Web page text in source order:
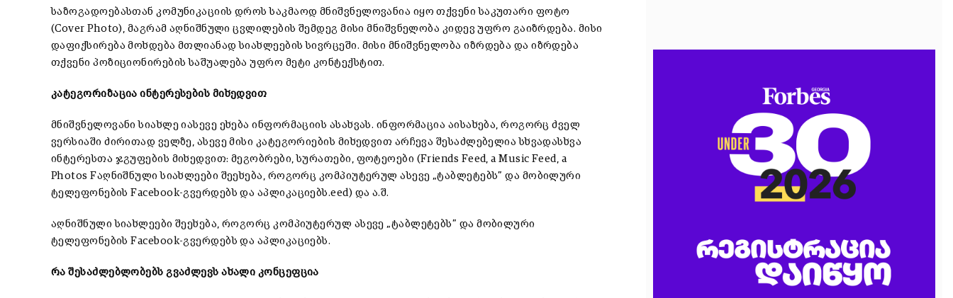
საზოგადოებასთან კომუნიკაციის დროს საკმაოდ მნიშვნელოვანია იყო თქვენი საკუთარი ფოტო
(Cover Photo), მაგრამ აღნიშნული ცვლილების შემდეგ მისი მნიშვნელობა კიდევ უფრო გაიზრდება. მისი
დაფიქსირება მოხდება მთლიანად სიახლეების სივრცეში. მისი მნიშვნელობა იზრდება და იზრდება
თქვენი პოზიციონირების საშუალება უფრო მეტი კონტექსტით.
კატეგორიზაცია ინტერესების მიხედვით
მნიშვნელოვანი სიახლე იასევე ეხება ინფორმაციის ასახვას. ინფორმაცია აისახება, როგორც ძველ
ვერსიაში ძირითად ველზე, ასევე მისი კატეგორიების მიხედვით არჩევა შესაძლებელია სხვადასხვა
ინტერესთა ჯგუფების მიხედვით: მეგობრები, სურათები, ფოტეოები (Friends Feed, a Music Feed, a
Photos Fაღნიშნული სიახლეები შეეხება, როგორც კომპიუტერულ ასევე „ტაბლეტებს” და მობილური
ტელეფონების Facebook-გვერდებს და აპლიკაციებს.eed) და ა.შ.
აღნიშნული სიახლეები შეეხება, როგორც კომპიუტერულ ასევე „ტაბლეტებს” და მობილური
ტელეფონების Facebook-გვერდებს და აპლიკაციებს.
რა შესაძლებლობებს გვაძლევს ახალი კონცეფცია